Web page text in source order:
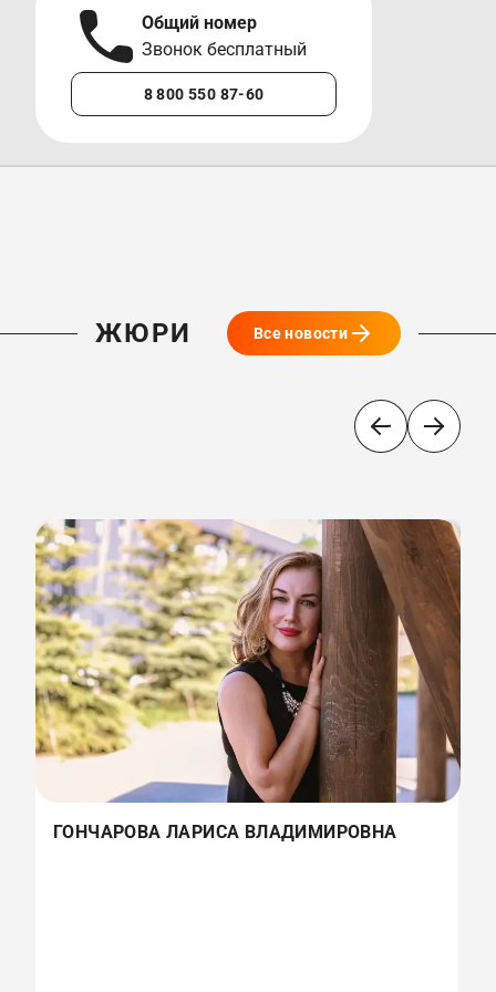
Общий номер
Звонок бесплатный
8 800 550 87-60
ЖЮРИ Все новости
ГОНЧАРОВА ЛАРИСА ВЛАДИМИРОВНА